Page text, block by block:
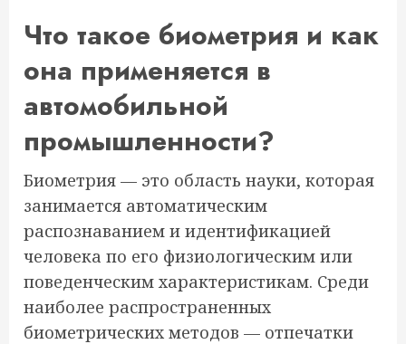
Что такое биометрия и как
она применяется в
автомобильной
промышленности?
Биометрия — это область науки, которая
занимается автоматическим
распознаванием и идентификацией
человека по его физиологическим или
поведенческим характеристикам. Среди
наиболее распространенных
биометрических методов — отпечатки